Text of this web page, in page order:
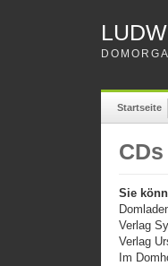
Startseite
CDs
Sie
Verlag
Verlag
Im